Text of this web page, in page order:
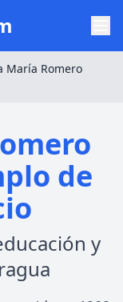
María Romero
de
y